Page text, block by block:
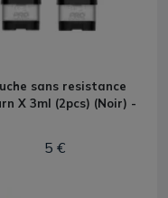
sans resistance
X 3ml (2pcs) (Noir) -
5 €